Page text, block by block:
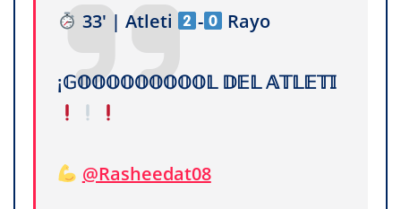
33' | Atleti - Rayo
¡𝔾𝕆𝕆𝕆𝕆𝕆𝕆𝕆𝕆𝕆𝕃 𝔻𝔼𝕃 𝔸𝕋𝕃𝔼𝕋𝕀
@Rasheedat08